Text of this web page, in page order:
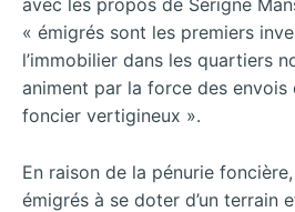
avec les propos de Serigne
« émigrés sont les premiers
l’immobilier dans les quartiers
animent par la force des envois
foncier vertigineux ».
En raison de la pénurie foncière,
émigrés à se doter d’un terrain